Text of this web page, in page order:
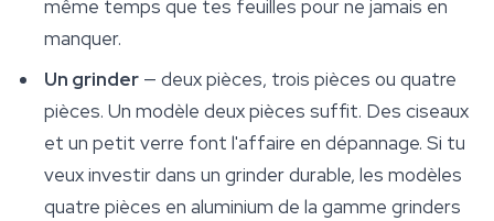
même temps que tes feuilles pour ne jamais en
manquer.
Un grinder — deux pièces, trois pièces ou quatre
pièces. Un modèle deux pièces suffit. Des ciseaux
et un petit verre font l'affaire en dépannage. Si tu
veux investir dans un grinder durable, les modèles
quatre pièces en aluminium de la gamme grinders